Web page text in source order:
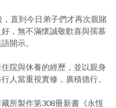
直到今日弟子們才再次親賭
，無不滿懷誠敬歡喜與孺慕
開示。
院與休養的經歷，並以親身
人當重視實修，廣積德行。
所製作第308冊新書《永恆